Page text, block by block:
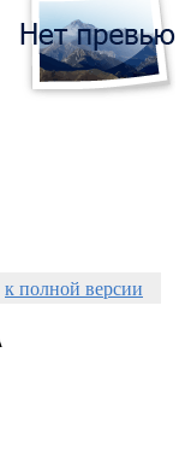
к полной версии